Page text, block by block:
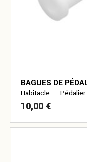
BAGUES DE
Habitacle Pédalier
10,00 €